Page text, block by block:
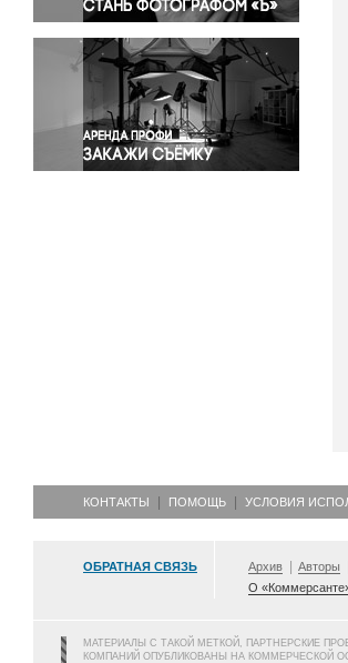
Религия
Светская жизнь
Спорт
Экология
Экономика и бизнес
КОНТАКТЫ ПОМОЩЬ УСЛОВИЯ
ОБРАТНАЯ СВЯЗЬ Архив Авторы
О
МАТЕРИАЛЫ С ТАКОЙ МЕТКОЙ, ПАРТНЕРСКИЕ
КОМПАНИЙ ОПУБЛИКОВАНЫ НА КОММЕРЧЕСКОЙ